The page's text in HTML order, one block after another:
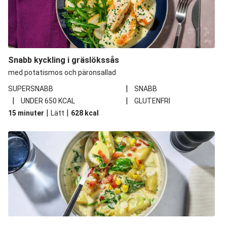
Snabb kyckling i gräslökssås
med potatismos och päronsallad
SUPERSNABB
| SNABB
| UNDER 650 KCAL |
GLUTENFRI
15 minuter | Lätt | 628 kcal